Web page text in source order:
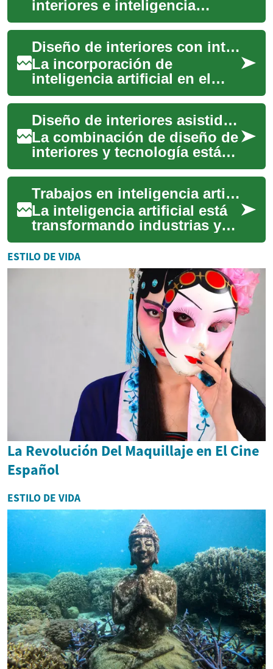
interiores e inteligencia
artificial está transformando
cómo concebimos y
planificamos lo...
Diseño de interiores con inteligencia artificial
La incorporación de
inteligencia artificial en el
diseño de interiores está
transformando cómo se
planifican y ejecut...
Diseño de interiores asistido por inteligencia artificial
La combinación de diseño de
interiores y tecnología está
transformando la forma en
que planificamos y habitamos
los e...
Trabajos en inteligencia artificial: oportunidades y retos
La inteligencia artificial está
transformando industrias y
creando nuevas
oportunidades laborales en
todo el mundo. P...
ESTILO DE VIDA
La Revolución Del Maquillaje en El Cine
Español
ESTILO DE VIDA